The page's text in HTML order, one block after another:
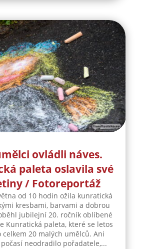
ovládli náves.
paleta oslavila své
/ Fotoreportáž
od 10 hodin ožila kunratická
kresbami, barvami a dobrou
jubilejní 20. ročník oblíbené
Kunratická paleta, které se letos
celkem 20 malých umělců. Ani
neodradilo pořadatele,...